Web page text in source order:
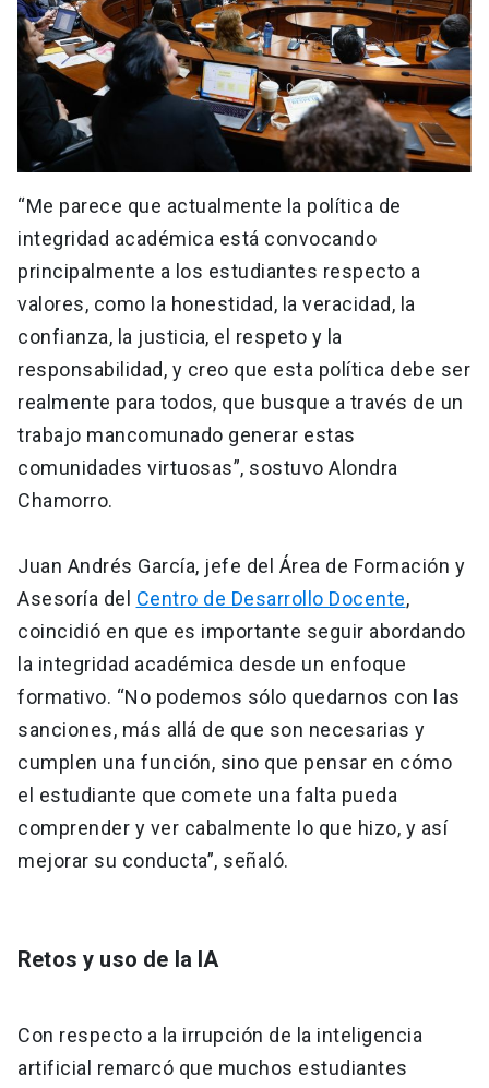
“Me parece que actualmente la política de
integridad académica está convocando
principalmente a los estudiantes respecto a
valores, como la honestidad, la veracidad, la
confianza, la justicia, el respeto y la
responsabilidad, y creo que esta política debe ser
realmente para todos, que busque a través de un
trabajo mancomunado generar estas
comunidades virtuosas”, sostuvo Alondra
Chamorro.
Juan Andrés García, jefe del Área de Formación y
Asesoría del Centro de Desarrollo Docente,
coincidió en que es importante seguir abordando
la integridad académica desde un enfoque
formativo. “No podemos sólo quedarnos con las
sanciones, más allá de que son necesarias y
cumplen una función, sino que pensar en cómo
el estudiante que comete una falta pueda
comprender y ver cabalmente lo que hizo, y así
mejorar su conducta”, señaló.
Retos y uso de la IA
Con respecto a la irrupción de la inteligencia
artificial remarcó que muchos estudiantes